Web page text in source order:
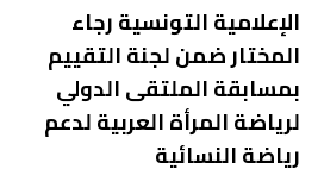
الإعلامية التونسية رجاء
المختار ضمن لجنة التقييم
بمسابقة الملتقى الدولي
لرياضة المرأة العربية لدعم
رياضة النسائية